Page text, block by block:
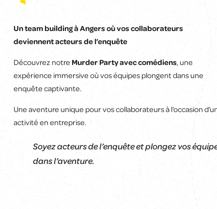
Un team building à Angers où vos collaborateurs
deviennent acteurs de l’enquête
Découvrez notre Murder Party avec comédiens, une
expérience immersive où vos équipes plongent dans une
enquête captivante.
Une aventure unique pour vos collaborateurs à l’occasion
activité en entreprise.
Soyez acteurs de l’enquête et plongez vos
dans l’aventure.